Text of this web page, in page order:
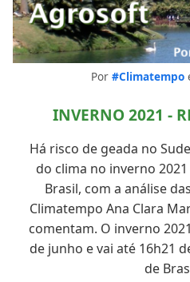
Por #Climatempo
INVERNO 2021 -
Há risco de geada no
do clima no inverno
Brasil, com a análise
Climatempo Ana Clara
comentam. O inverno
de junho e vai até 16h21
de